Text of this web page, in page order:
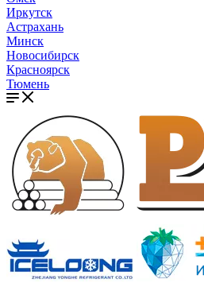
Иркутск
Астрахань
Минск
Новосибирск
Красноярск
Тюмень